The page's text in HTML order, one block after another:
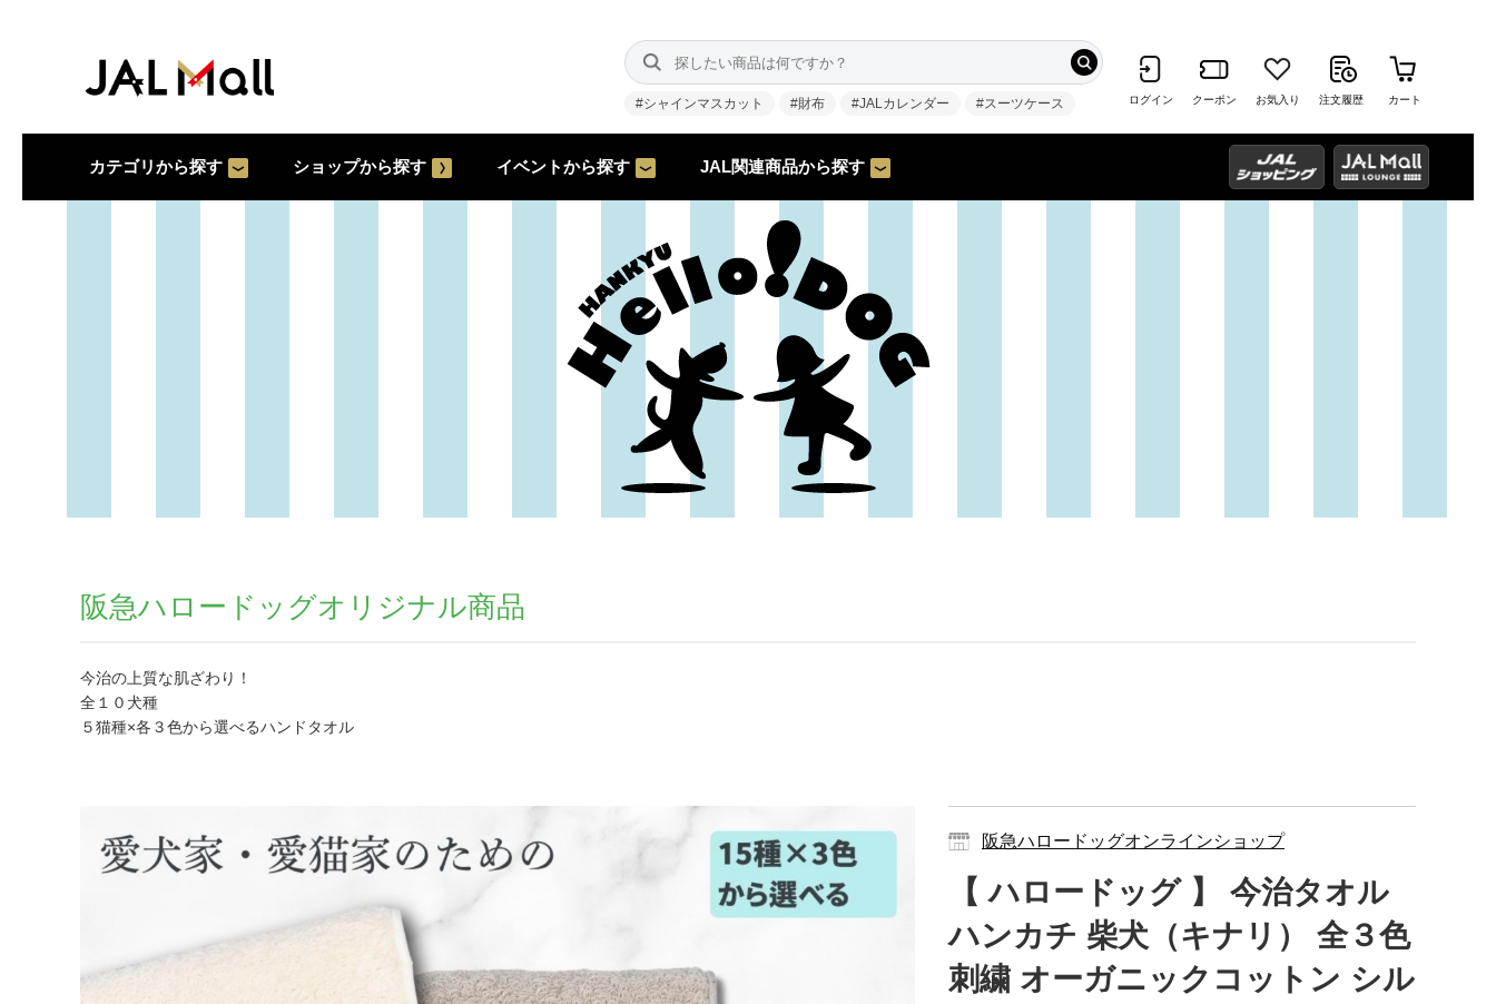
#シャインマスカット #財布 #JALカレンダー #スーツケース ログイン クーポン お気入り 注文履歴 カート
カテゴリから探す ショップから探す イベントから探す JAL関連商品から探す
阪急ハロードッグオリジナル商品
今治の上質な肌ざわり！
全１０犬種
５猫種×各３色から選べるハンドタオル
阪急ハロードッグオンラインショップ
【 ハロードッグ 】 今治タオル
ハンカチ 柴犬（キナリ） 全３色
刺繍 オーガニックコットン シル